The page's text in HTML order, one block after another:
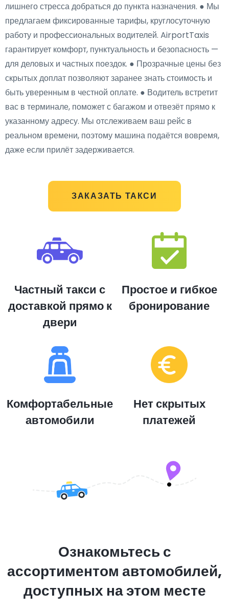
ЗАКАЗАТЬ ТАКСИ
лишнего стресса добраться до пункта назначения. ● Мы
предлагаем фиксированные тарифы, круглосуточную
работу и профессиональных водителей. AirportTaxis
гарантирует комфорт, пунктуальность и безопасность —
для деловых и частных поездок. ● Прозрачные цены без
скрытых доплат позволяют заранее знать стоимость и
быть уверенным в честной оплате. ● Водитель встретит
вас в терминале, поможет с багажом и отвезёт прямо к
указанному адресу. Мы отслеживаем ваш рейс в
реальном времени, поэтому машина подаётся вовремя,
даже если прилёт задерживается.
Частный такси с
доставкой прямо к
двери
Простое и гибкое
бронирование
Комфортабельные
автомобили
Нет скрытых
платежей
Ознакомьтесь с
ассортиментом автомобилей,
доступных на этом месте